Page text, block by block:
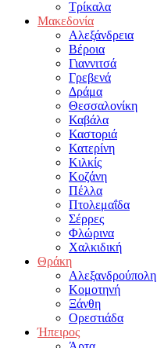
Τρίκαλα
Μακεδονία
Αλεξάνδρεια
Βέροια
Γιαννιτσά
Γρεβενά
Δράμα
Θεσσαλονίκη
Καβάλα
Καστοριά
Κατερίνη
Κιλκίς
Κοζάνη
Πέλλα
Πτολεμαΐδα
Σέρρες
Φλώρινα
Χαλκιδική
Θράκη
Αλεξανδρούπολη
Κομοτηνή
Ξάνθη
Ορεστιάδα
Ήπειρος